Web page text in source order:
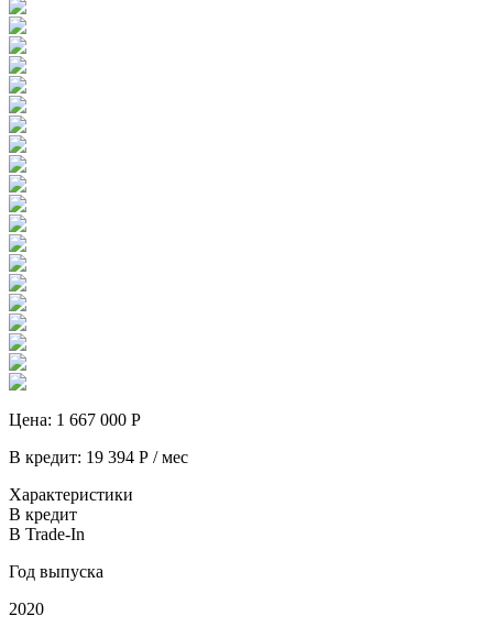
Цена: 1 667 000 Р
В кредит: 19 394 Р / мес
Характеристики
В кредит
В Trade-In
Год выпуска
2020